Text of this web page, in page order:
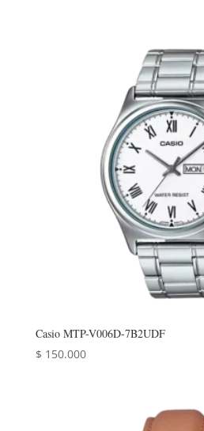
Casio MTP-V006D-7B2UDF
$ 150.000